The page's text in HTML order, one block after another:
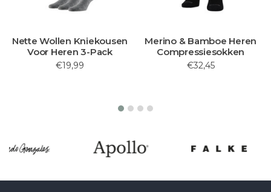
Nette Wollen Kniekousen
Voor Heren 3-Pack
€19,99
Merino & Bamboe Heren
Compressiesokken
€32,45